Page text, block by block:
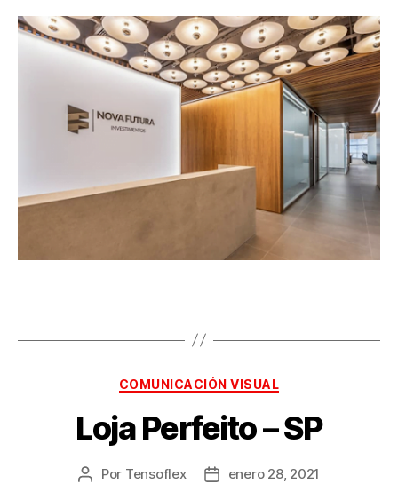
COMUNICACIÓN VISUAL
Loja Perfeito – SP
Por Tensoflex enero 28, 2021